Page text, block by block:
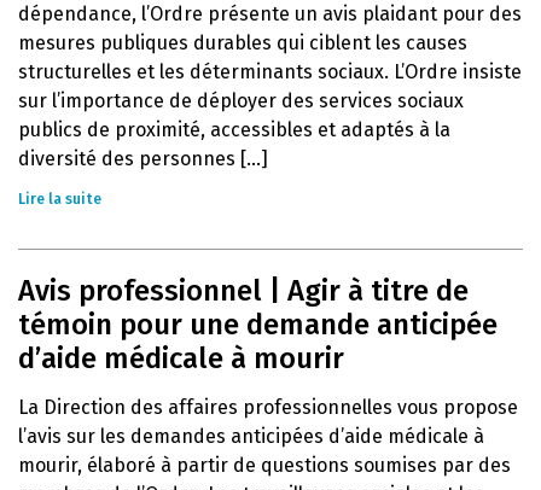
dépendance, l’Ordre présente un avis plaidant pour des
mesures publiques durables qui ciblent les causes
structurelles et les déterminants sociaux. L’Ordre insiste
sur l’importance de déployer des services sociaux
publics de proximité, accessibles et adaptés à la
diversité des personnes [...]
Lire la suite
Avis professionnel | Agir à titre de
témoin pour une demande anticipée
d’aide médicale à mourir
La Direction des affaires professionnelles vous propose
l’avis sur les demandes anticipées d’aide médicale à
mourir, élaboré à partir de questions soumises par des